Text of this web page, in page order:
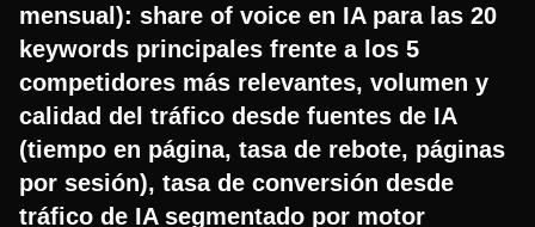
mensual): share of voice en IA para las 20
keywords principales frente a los 5
competidores más relevantes, volumen y
calidad del tráfico desde fuentes de IA
(tiempo en página, tasa de rebote, páginas
por sesión), tasa de conversión desde
tráfico de IA segmentado por motor